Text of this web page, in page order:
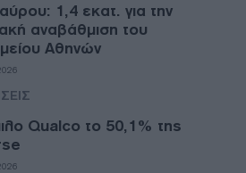
1,4 εκατ. για την
αναβάθμιση του
Αθηνών
Qualco το 50,1% της